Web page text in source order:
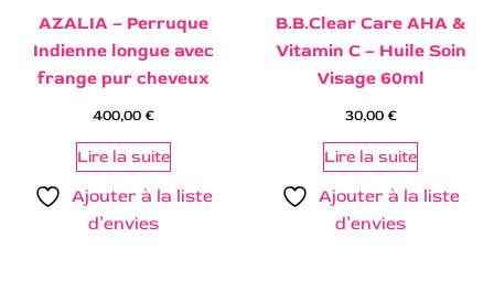
AZALIA – Perruque
Indienne longue avec
frange pur cheveux
400,00€
Lire la suite
Ajouter à la liste
d’envies
B.B.Clear Care AHA &
Vitamin C – Huile Soin
Visage 60ml
30,00€
Lire la suite
Ajouter à la liste
d’envies